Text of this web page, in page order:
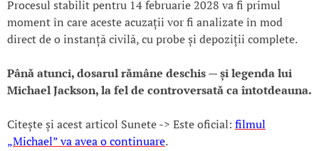
Procesul stabilit pentru 14 februarie 2028 va fi primul
moment în care aceste acuzații vor fi analizate în mod
direct de o instanță civilă, cu probe și depoziții complete.
Până atunci, dosarul rămâne deschis — și legenda lui
Michael Jackson, la fel de controversată ca întotdeauna.
Citește și acest articol Sunete -> Este oficial: filmul
„Michael” va avea o continuare.